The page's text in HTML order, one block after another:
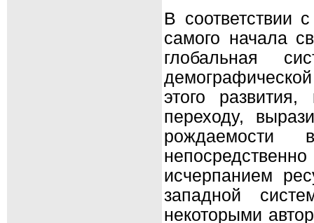
В соответствии
самого начала
глобальная
этого
переходу,
рождаемости
исчерпанием
западной
некоторыми